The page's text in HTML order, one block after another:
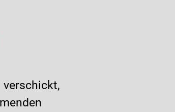
verschickt,